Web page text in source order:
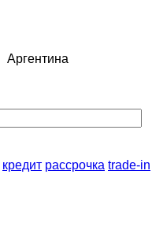
Аргентина
кредит рассрочка trade-in